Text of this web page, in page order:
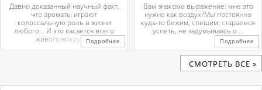
Давно доказанный научный факт,
что ароматы играют
колоссальную роль в жизни
любого… И это касается всего
живого вокруг. ...Подробнее
Вам знакомо выражение: мне это
нужно как воздух?Мы постоянно
куда-то бежим, спешим, стараемся
успеть, не задумываясь о ...
Подробнее
CМОТРЕТЬ ВСЕ »